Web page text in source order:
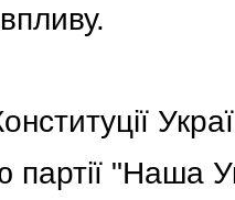
"Наша